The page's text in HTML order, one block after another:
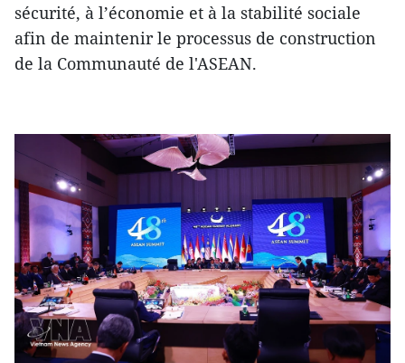
sécurité, à l’économie et à la stabilité sociale
afin de maintenir le processus de construction
de la Communauté de l'ASEAN.